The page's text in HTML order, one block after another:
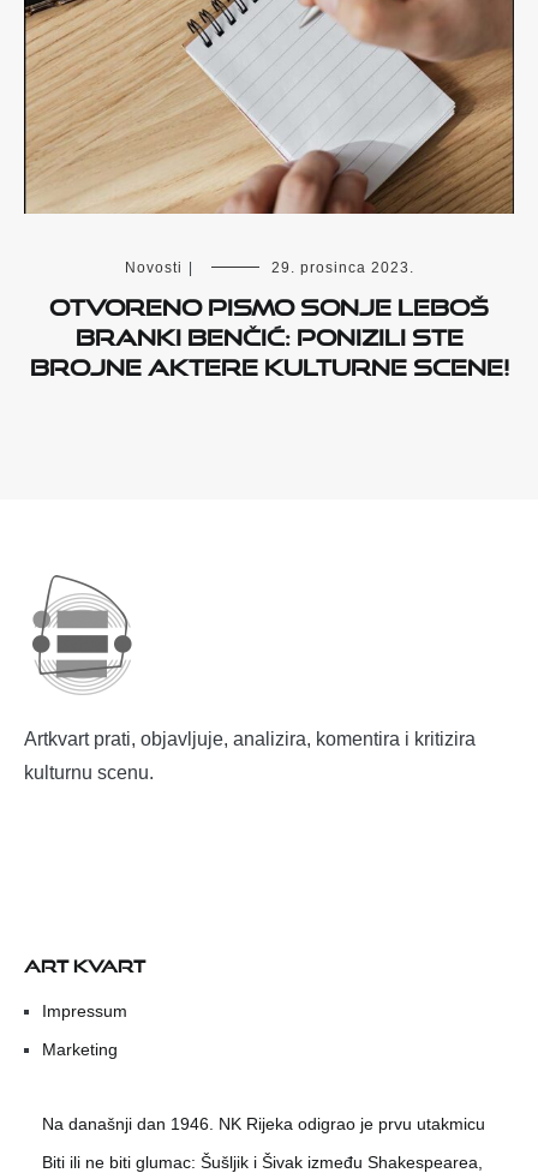
Novosti 29. prosinca 2023.
Otvoreno pismo Sonje Leboš
Branki Benčić: Ponizili ste
brojne aktere kulturne scene!
Artkvart prati, objavljuje, analizira, komentira i kritizira
kulturnu scenu.
ART KVART
Impressum
Marketing
Na današnji dan 1946. NK Rijeka odigrao je prvu utakmicu
Biti ili ne biti glumac: Šušljik i Šivak između Shakespearea,